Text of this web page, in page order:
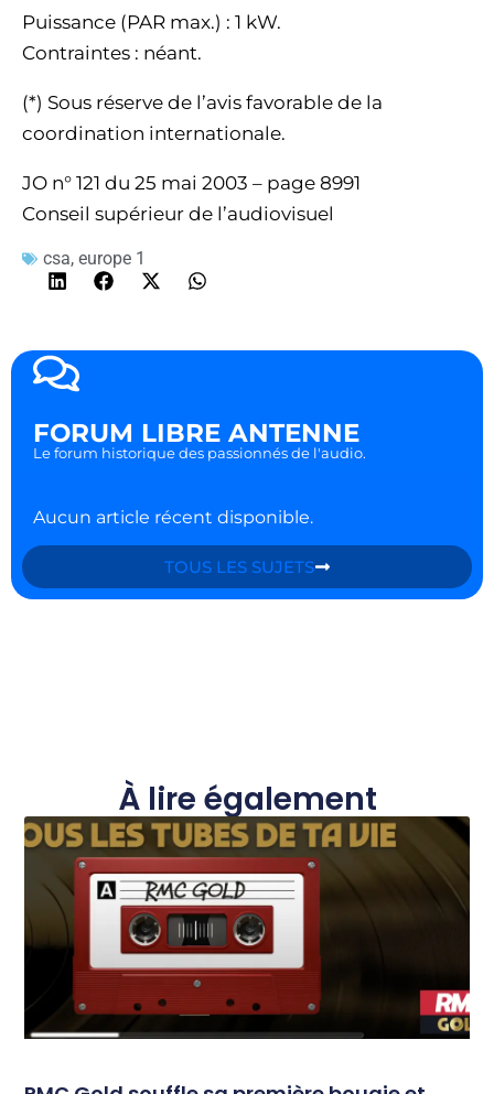
Puissance (PAR max.) : 1 kW.
Contraintes : néant.
(*) Sous réserve de l’avis favorable de la
coordination internationale.
JO n° 121 du 25 mai 2003 – page 8991
Conseil supérieur de l’audiovisuel
csa, europe 1
FORUM LIBRE ANTENNE
Le forum historique des passionnés de l'audio.
Aucun article récent disponible.
TOUS LES SUJETS
À lire également